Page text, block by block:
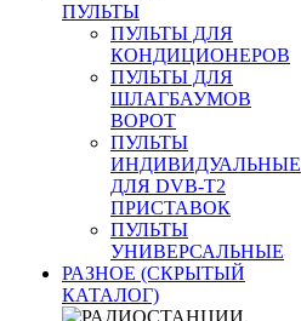
ПУЛЬТЫ
ПУЛЬТЫ ДЛЯ
КОНДИЦИОНЕРОВ
ПУЛЬТЫ ДЛЯ
ШЛАГБАУМОВ
ВОРОТ
ПУЛЬТЫ
ИНДИВИДУАЛЬНЫЕ
ДЛЯ DVB-T2
ПРИСТАВОК
ПУЛЬТЫ
УНИВЕРСАЛЬНЫЕ
РАЗНОЕ (СКРЫТЫЙ
КАТАЛОГ)